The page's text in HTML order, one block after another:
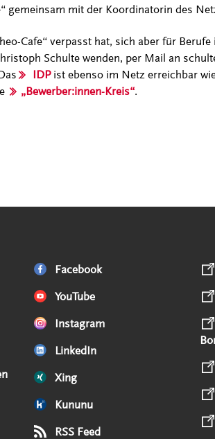
gemeinsam mit der Koordinatorin des
Cafe“ verpasst hat, sich aber für
Schulte wenden, per Mail an
IDPist ebenso im Netz erreichbar
„Bewerber:innen-Kreis“.
Facebook
YouTube
Instagram
LinkedIn
Xing
Kununu
RSS Feed